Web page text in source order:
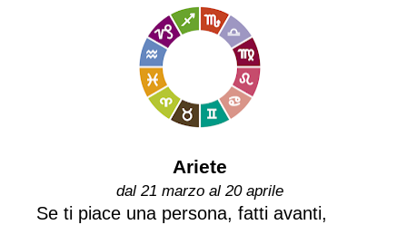
Ariete
dal 21 marzo al 20 aprile
Se ti piace una persona, fatti avanti,